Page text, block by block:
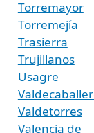
Torremayor
Torremejía
Trasierra
Trujillanos
Usagre
Valdetorres
Valencia de